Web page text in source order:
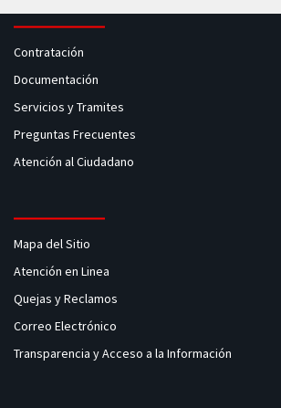
Contratación
Documentación
Servicios y Tramites
Preguntas Frecuentes
Atención al Ciudadano
Mapa del Sitio
Atención en Linea
Quejas y Reclamos
Correo Electrónico
Transparencia y Acceso a la Información